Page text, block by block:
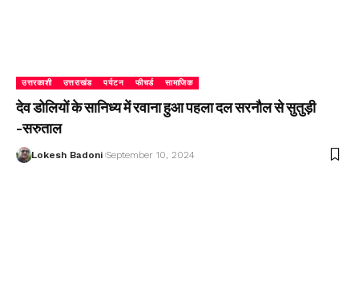
उत्तरकाशी उत्तराखंड पर्यटन फीचर्ड सामाजिक
देव डोलियों के सानिध्य में रवाना हुआ पहला दल सरनौल से सुतुड़ी
-सरुताल
Lokesh Badoni September 10, 2024